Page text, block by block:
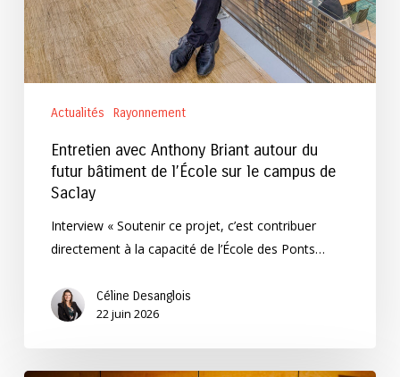
Actualités Rayonnement
Entretien avec Anthony Briant autour du
futur bâtiment de l’École sur le campus de
Saclay
Interview « Soutenir ce projet, c’est contribuer
directement à la capacité de l’École des Ponts…
Céline Desanglois
22 juin 2026